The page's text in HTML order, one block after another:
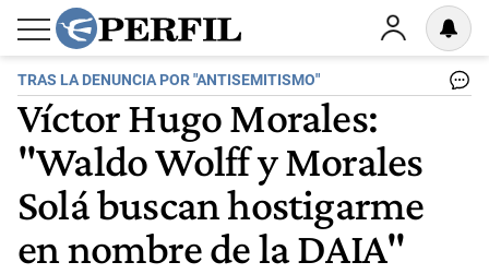
TRAS LA DENUNCIA POR "ANTISEMITISMO"
Víctor Hugo Morales:
"Waldo Wolff y Morales
Solá buscan hostigarme
en nombre de la DAIA"